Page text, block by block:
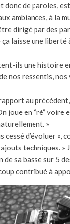
donc de paroles,
ambiances, à la
dirigé par des
ça laisse une
ils une histoire
nos ressentis,
au
joue en “ré” voire
»
cessé d’évoluer
techniques.
de sa basse sur 5
contribué à